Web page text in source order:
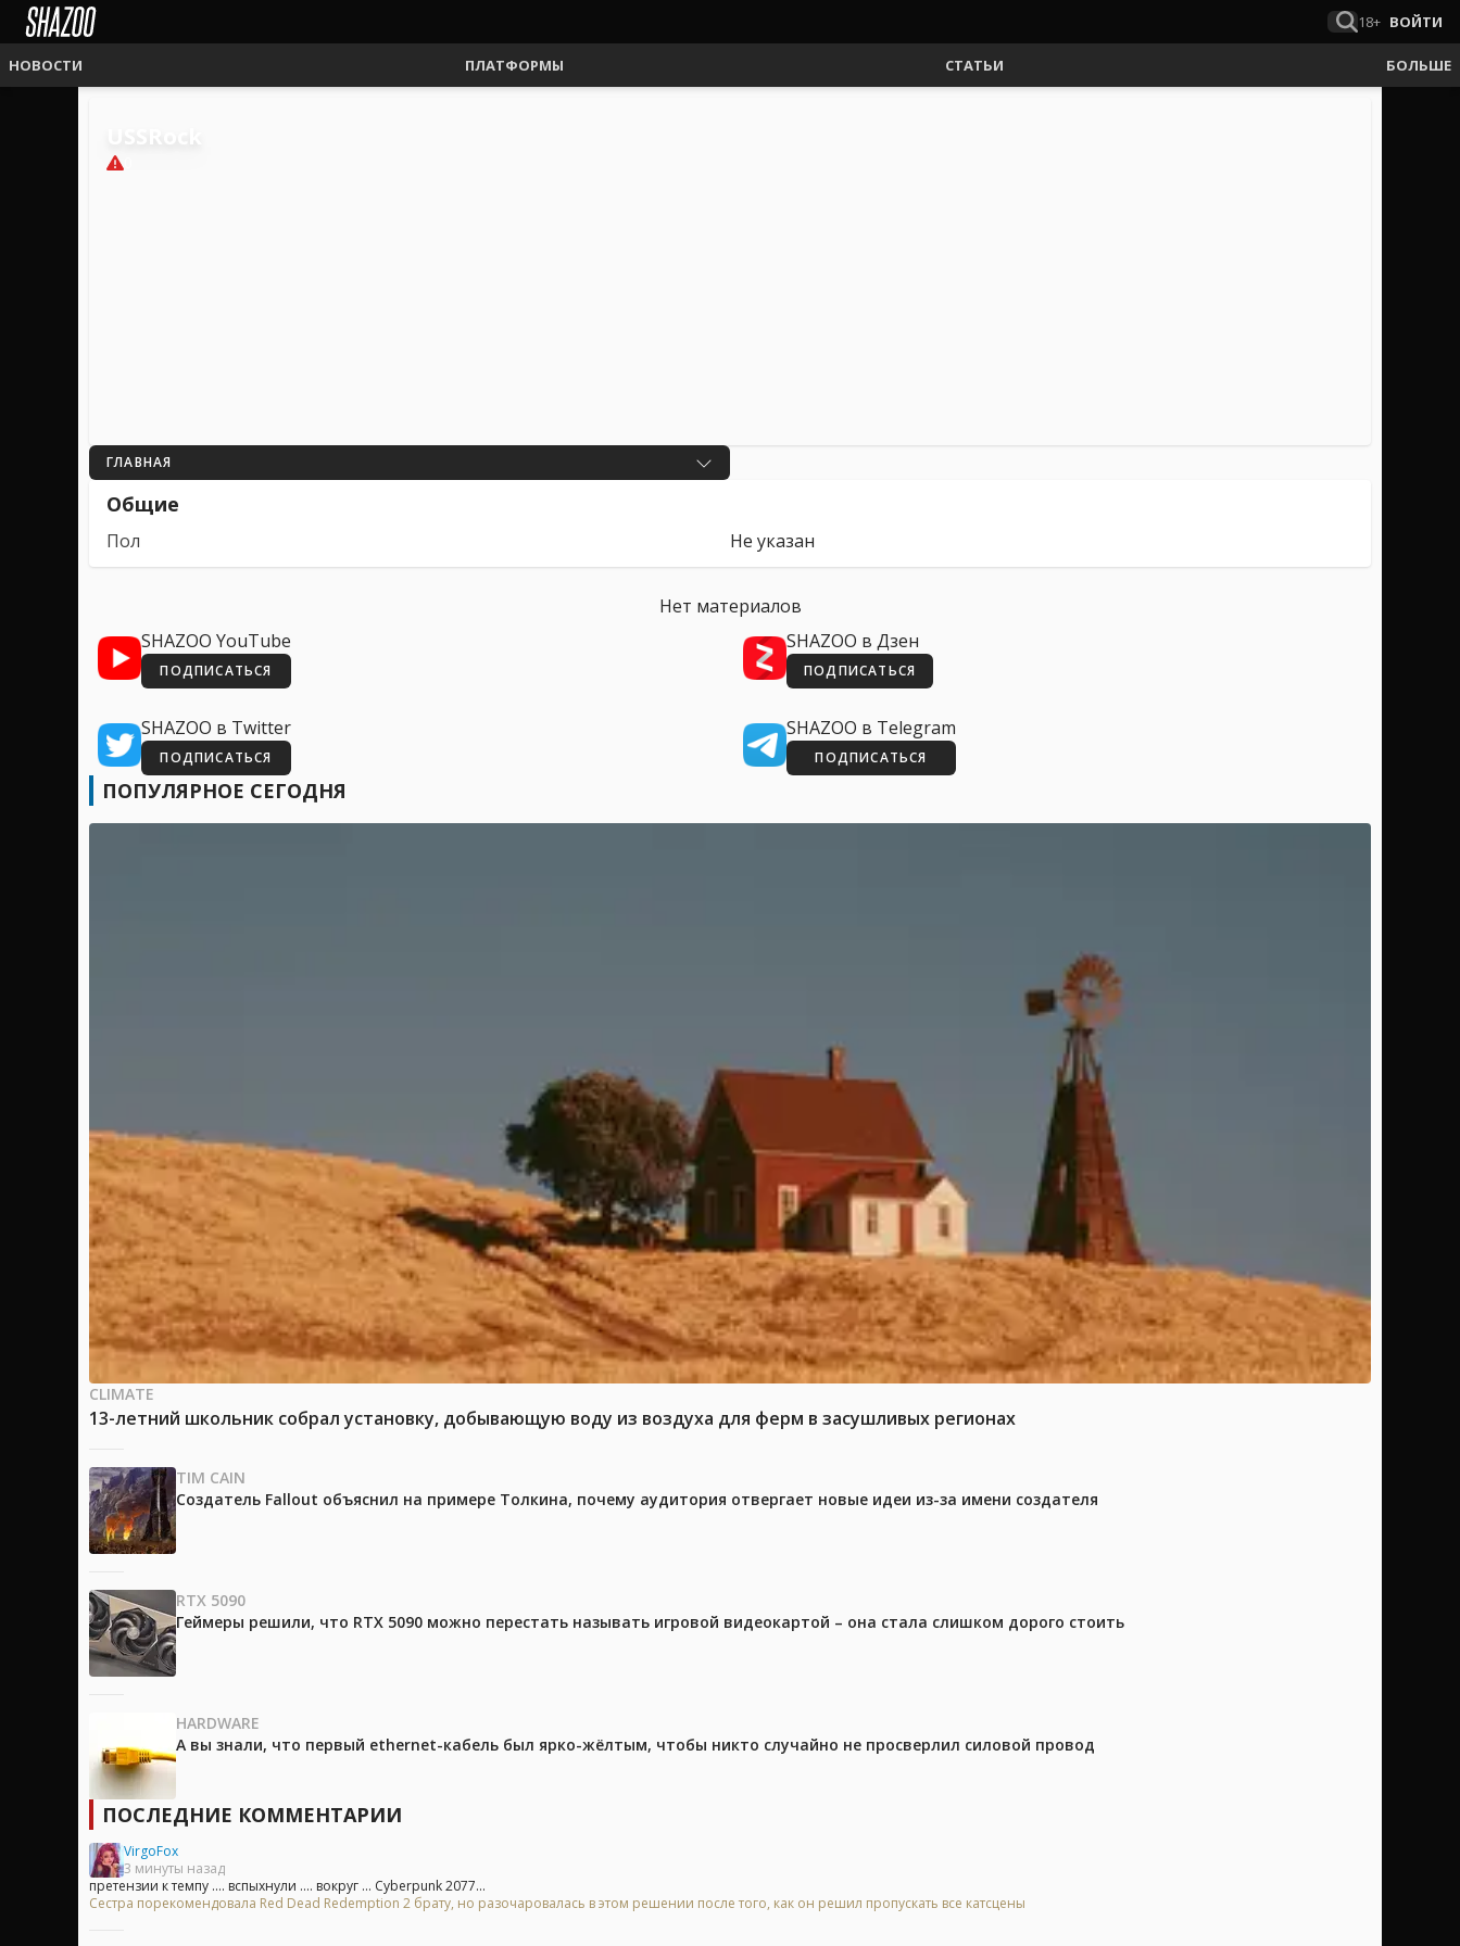
18+ ВОЙТИ
НОВОСТИ ПЛАТФОРМЫ СТАТЬИ БОЛЬШЕ
ГЛАВНАЯ
Общие
Пол Не указан
Нет материалов
SHAZOO YouTube
ПОДПИСАТЬСЯ
SHAZOO в Дзен
ПОДПИСАТЬСЯ
SHAZOO в Twitter
ПОДПИСАТЬСЯ
SHAZOO в Telegram
ПОДПИСАТЬСЯ
ПОПУЛЯРНОЕ СЕГОДНЯ
CLIMATE
13-летний школьник собрал установку, добывающую воду из воздуха для ферм в засушливых регионах
TIM CAIN
Создатель Fallout объяснил на примере Толкина, почему аудитория отвергает новые идеи из-за имени создателя
RTX 5090
Геймеры решили, что RTX 5090 можно перестать называть игровой видеокартой – она стала слишком дорого стоить
HARDWARE
А вы знали, что первый ethernet-кабель был ярко-жёлтым, чтобы никто случайно не просверлил силовой провод
ПОСЛЕДНИЕ КОММЕНТАРИИ
VirgoFox
3 минуты назад
претензии к темпу .... вспыхнули .... вокруг ... Cyberpunk 2077...
Сестра порекомендовала Red Dead Redemption 2 брату, но разочаровалась в этом решении после того, как он решил пропускать все катсцены